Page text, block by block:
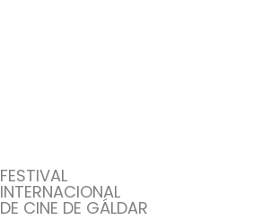
FESTIVAL
INTERNACIONAL
DE CINE DE GÁLDAR